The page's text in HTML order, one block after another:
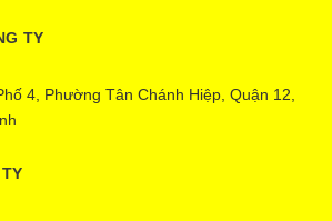
TY
4, Phường Tân Chánh Hiệp, Quận 12,